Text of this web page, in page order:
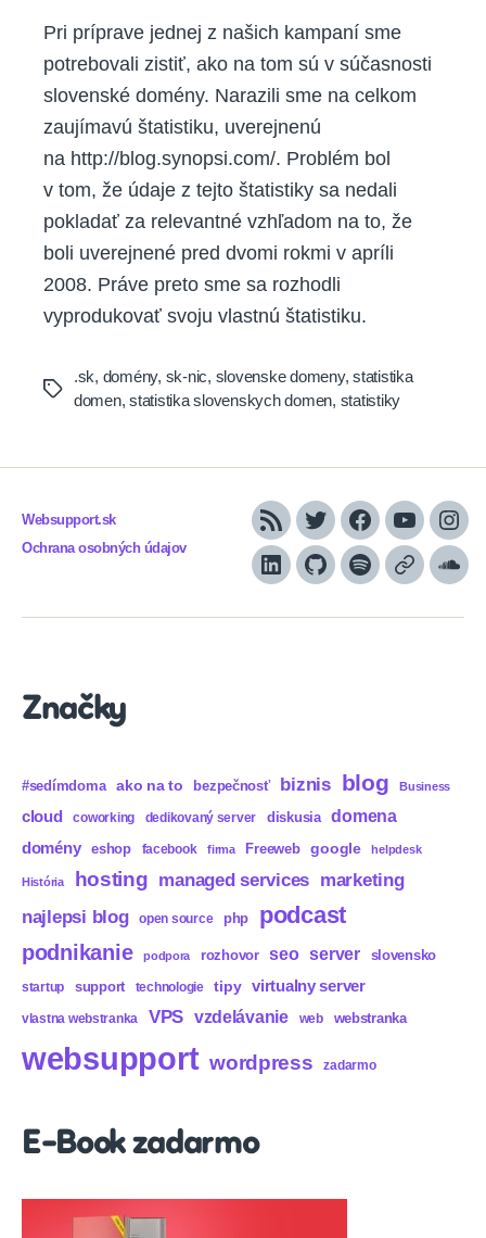
Pri príprave jednej z našich kampaní sme
potrebovali zistiť, ako na tom sú v súčasnosti
slovenské domény. Narazili sme na celkom
zaujímavú štatistiku, uverejnenú
na http://blog.synopsi.com/. Problém bol
v tom, že údaje z tejto štatistiky sa nedali
pokladať za relevantné vzhľadom na to, že
boli uverejnené pred dvomi rokmi v apríli
2008. Práve preto sme sa rozhodli
vyprodukovať svoju vlastnú štatistiku.
Tags
.sk, domény, sk-nic, slovenske domeny,statistika
domen,statistika slovenskych domen, statistiky
Websupport.sk
Ochrana osobných údajov
RSS TwitterFacebook
YouTube
LinkedInGitHubSpotifyApple
Značky
#sedímdoma ako na to bezpečnosť biznis blog Business
cloud coworking dedikovaný server diskusia domena
domény eshop facebook firma Freeweb google helpdesk
História hosting managed services marketing
najlepsi blog open source php podcast
podnikanie podpora rozhovor seo server slovensko
startup support technologie tipy virtualny server
vlastna webstranka VPS vzdelávanie web webstranka
websupport wordpress zadarmo
E-Book zadarmo